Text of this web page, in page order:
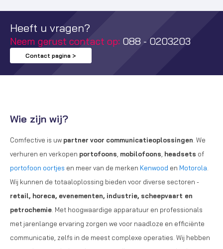
Heeft u vragen?
Neem gerust contact op: 088 - 0203203
Contact pagina >
Wie zijn wij?
Comfective is uw partner voor communicatieoplossingen . We
verhuren en verkopen portofoons mobilofoons headsets of
portofoon oortjes en meer van de merken Kenwood en Motorola
Wij kunnen de totaaloplossing bieden voor diverse sectoren -
retail, horeca, evenementen, industrie, scheepvaart en
petrochemie . Met hoogwaardige apparatuur en professionals
met jarenlange ervaring zorgen we voor naadloze en efficiënte
communicatie, zelfs in de meest complexe operaties. Wij hebben